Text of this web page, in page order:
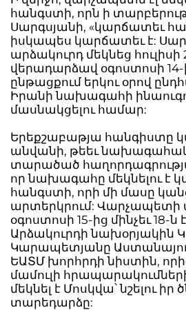
հանգստի, որն ի
Սարգսյանի, «կարճատեւ
իսկապես կարճատեւ է:
արձակուրդ մեկնեց հուլիսի
վերադարձավ օգոստոսի 14-
ընթացքում երկու օրով
Իրանի նախագահի
մասնակցելու համար:
Երեքշաբաթյա հանգիստը
անվանի, թեեւ
տարածած
որ նախագահը մեկնելու է
հանգստի, որի մի մասը
արտերկրում: Վարչապետի
օգոստոսի 15-ից մինչեւ
Արձակուրդի նախօրյակին
Կարապետյանը
ԵԱՏՄ խորհրդի նիստին,
մամուլի
մեկնել է Մոսկվա՝ նշելու իր
տարեդարձը: